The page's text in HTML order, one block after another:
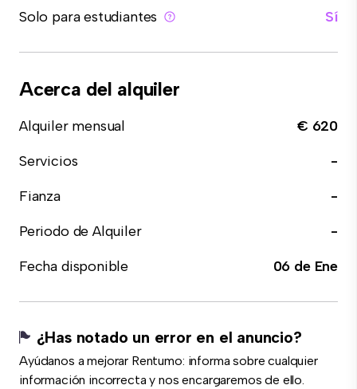
Solo para estudiantes
Sí
Acerca del alquiler
Alquiler mensual
€ 620
Servicios
-
Fianza
-
Periodo de Alquiler
-
Fecha disponible
06 de Ene
¿Has notado un error en el anuncio?
Ayúdanos a mejorar Rentumo: informa sobre cualquier
información incorrecta y nos encargaremos de ello.